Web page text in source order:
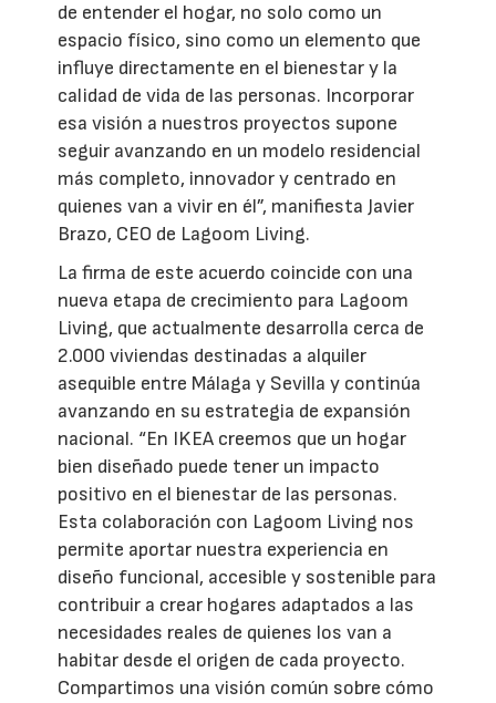
de entender el hogar, no solo como un
espacio físico, sino como un elemento que
influye directamente en el bienestar y la
calidad de vida de las personas. Incorporar
esa visión a nuestros proyectos supone
seguir avanzando en un modelo residencial
más completo, innovador y centrado en
quienes van a vivir en él”, manifiesta Javier
Brazo, CEO de Lagoom Living.
La firma de este acuerdo coincide con una
nueva etapa de crecimiento para Lagoom
Living, que actualmente desarrolla cerca de
2.000 viviendas destinadas a alquiler
asequible entre Málaga y Sevilla y continúa
avanzando en su estrategia de expansión
nacional. “En IKEA creemos que un hogar
bien diseñado puede tener un impacto
positivo en el bienestar de las personas.
Esta colaboración con Lagoom Living nos
permite aportar nuestra experiencia en
diseño funcional, accesible y sostenible para
contribuir a crear hogares adaptados a las
necesidades reales de quienes los van a
habitar desde el origen de cada proyecto.
Compartimos una visión común sobre cómo